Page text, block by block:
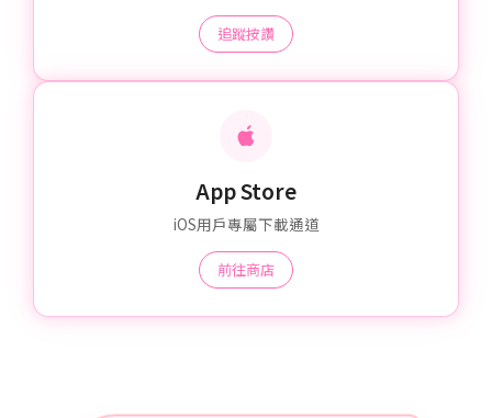
追蹤按讚
App Store
iOS用戶專屬下載通道
前往商店